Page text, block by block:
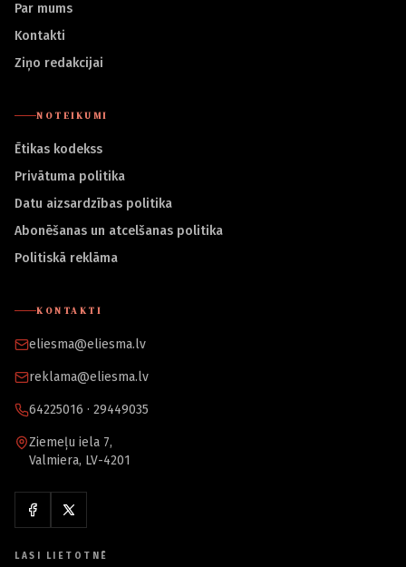
Par mums
Kontakti
Ziņo redakcijai
NOTEIKUMI
Ētikas kodekss
Privātuma politika
Datu aizsardzības politika
Abonēšanas un atcelšanas politika
Politiskā reklāma
KONTAKTI
eliesma@eliesma.lv
reklama@eliesma.lv
64225016 · 29449035
Ziemeļu iela 7,
Valmiera, LV-4201
LASI LIETOTNĒ